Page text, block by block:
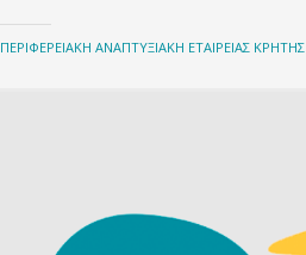
ΠΕΡΙΦΕΡΕΙΑΚΉ ΑΝΑΠΤΥΞΙΑΚΉ ΕΤΑΙΡΕΊΑΣ ΚΡΉΤΗΣ